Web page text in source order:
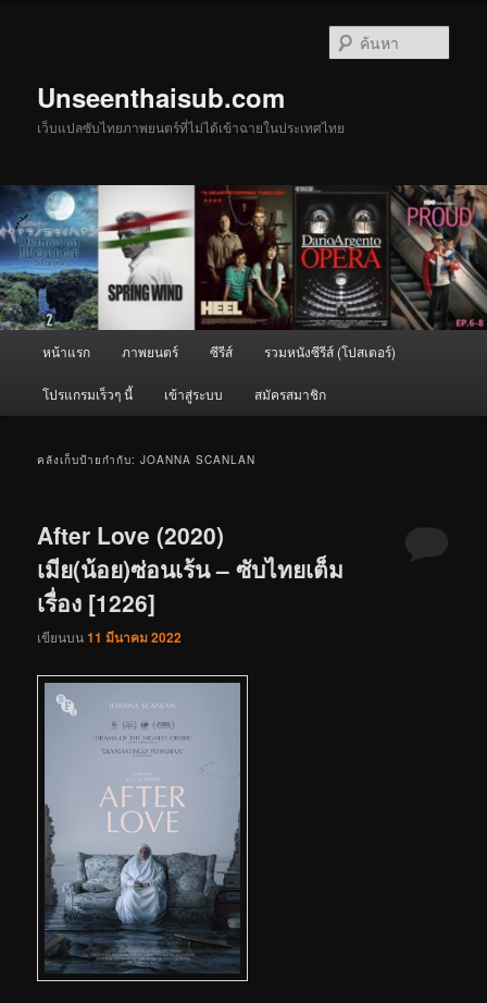
Unseenthaisub.com
เว็บแปลซับไทยภาพยนตร์ที่ไม่ได้เข้าฉายในประเทศไทย
หน้าแรก ภาพยนตร์ ซีรีส์ รวมหนังซีรีส์ (โปสเตอร์)
โปรแกรมเร็วๆ นี้ เข้าสู่ระบบ สมัครสมาชิก
คลังเก็บป้ายกำกับ:JOANNA SCANLAN
After Love (2020)
เมีย(น้อย)ซ่อนเร้น – ซับไทยเต็ม
เรื่อง [1226]
เขียนบน11 มีนาคม 2022